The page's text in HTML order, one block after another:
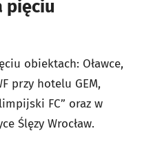
pięciu
obiektach: Oławce,
przy hotelu GEM,
FC” oraz w
Ślęzy Wrocław.